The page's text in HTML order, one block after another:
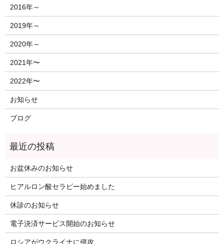
2016年～
2019年～
2020年～
2021年〜
2022年〜
お知らせ
ブログ
お盆休みのお知らせ
ヒアルロン酸セラピー始めました
休診のお知らせ
電子決済サービス開始のお知らせ
ロシアがウクライナに侵攻